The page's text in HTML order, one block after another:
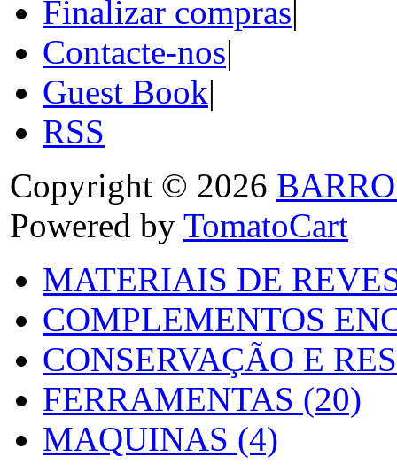
Finalizar compras
Contacte-nos|
Guest Book|
RSS
Copyright © 2026
Powered by TomatoCart
MATERIAIS DE
COMPLEMENTOS
CONSERVAÇÃO E
FERRAMENTAS (20)
MAQUINAS (4)